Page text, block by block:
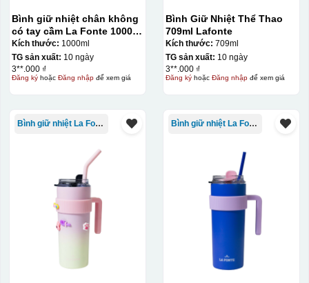
Bình giữ nhiệt chân không
có tay cầm La Fonte 1000ml
– 011655
Kích thước: 1000ml
TG sản xuất: 10 ngày
3**.000 ₫
Đăng kýhoặc Đăng nhậpđể xem giá
Bình Giữ Nhiệt Thể Thao
709ml Lafonte
Kích thước: 709ml
TG sản xuất: 10 ngày
3**.000 ₫
Đăng kýhoặc Đăng nhậpđể xem giá
Bình giữ nhiệt La Fonte Bình giữ nhiệt La Fonte